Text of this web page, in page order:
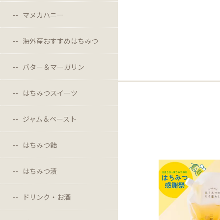
マヌカハニー
海外産おすすめはちみつ
バター＆マーガリン
はちみつスイーツ
ジャム＆ペースト
はちみつ飴
はちみつ漬
ドリンク・お酒